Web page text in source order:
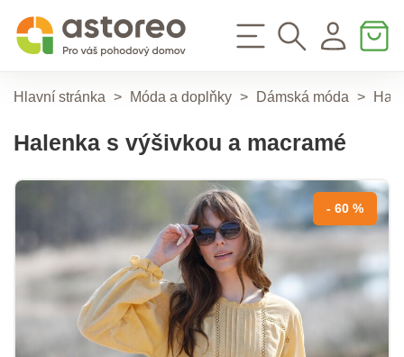
Hlavní stránka > Móda a doplňky > Dámská móda >
Halenka s výšivkou a macramé
- 60 %